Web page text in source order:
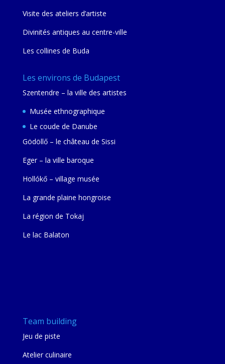
Visite des ateliers d’artiste
Divinités antiques au centre-ville
Les collines de Buda
Les environs de Budapest
Szentendre – la ville des artistes
Musée ethnographique
Le coude de Danube
Gödöllő – le château de Sissi
Eger – la ville baroque
Hollókő – village musée
La grande plaine hongroise
La région de Tokaj
Le lac Balaton
Team building
Jeu de piste
Atelier culinaire